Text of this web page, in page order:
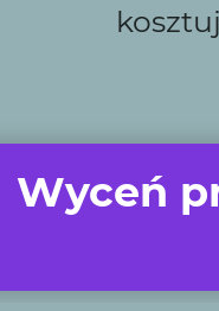
tysięcy złotych.
wykorzystaniem
specjalistami w
zarządzanie
Wyceń